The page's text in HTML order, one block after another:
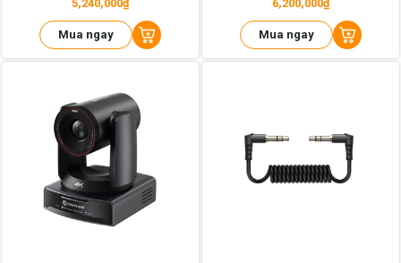
5,240,000₫
Mua ngay
6,200,000₫
Mua ngay